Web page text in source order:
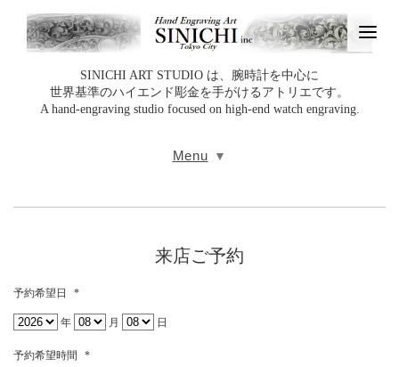
SINICHI ART STUDIO は、腕時計を中心に
世界基準のハイエンド彫金を手がけるアトリエです。
A hand‑engraving studio focused on high‑end watch engraving.
Menu
来店ご予約
予約希望日 *
年 月 日
予約希望時間 *